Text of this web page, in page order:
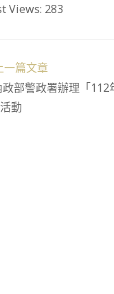
Views: 283
一篇文章
政部警政署辦理「112
動